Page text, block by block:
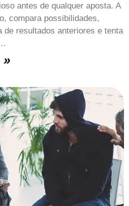
antes de qualquer aposta. A
compara possibilidades,
de resultados anteriores e tenta
»